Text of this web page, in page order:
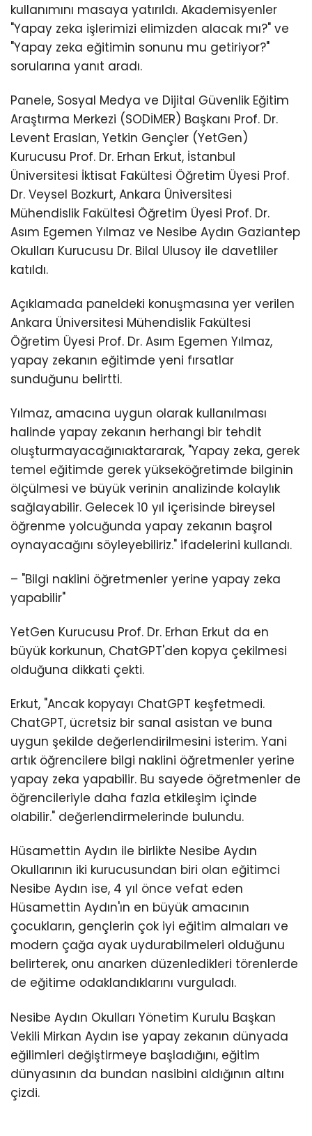
kullanımını masaya yatırıldı. Akademisyenler
"Yapay zeka işlerimizi elimizden alacak mı?" ve
"Yapay zeka eğitimin sonunu mu getiriyor?"
sorularına yanıt aradı.
Panele, Sosyal Medya ve Dijital Güvenlik Eğitim
Araştırma Merkezi (SODİMER) Başkanı Prof. Dr.
Levent Eraslan, Yetkin Gençler (YetGen)
Kurucusu Prof. Dr. Erhan Erkut, İstanbul
Üniversitesi İktisat Fakültesi Öğretim Üyesi Prof.
Dr. Veysel Bozkurt, Ankara Üniversitesi
Mühendislik Fakültesi Öğretim Üyesi Prof. Dr.
Asım Egemen Yılmaz ve Nesibe Aydın Gaziantep
Okulları Kurucusu Dr. Bilal Ulusoy ile davetliler
katıldı.
Açıklamada paneldeki konuşmasına yer verilen
Ankara Üniversitesi Mühendislik Fakültesi
Öğretim Üyesi Prof. Dr. Asım Egemen Yılmaz,
yapay zekanın eğitimde yeni fırsatlar
sunduğunu belirtti.
Yılmaz, amacına uygun olarak kullanılması
halinde yapay zekanın herhangi bir tehdit
oluşturmayacağınıaktararak, "Yapay zeka, gerek
temel eğitimde gerek yükseköğretimde bilginin
ölçülmesi ve büyük verinin analizinde kolaylık
sağlayabilir. Gelecek 10 yıl içerisinde bireysel
öğrenme yolcuğunda yapay zekanın başrol
oynayacağını söyleyebiliriz." ifadelerini kullandı.
– "Bilgi naklini öğretmenler yerine yapay zeka
yapabilir"
YetGen Kurucusu Prof. Dr. Erhan Erkut da en
büyük korkunun, ChatGPT'den kopya çekilmesi
olduğuna dikkati çekti.
Erkut, "Ancak kopyayı ChatGPT keşfetmedi.
ChatGPT, ücretsiz bir sanal asistan ve buna
uygun şekilde değerlendirilmesini isterim. Yani
artık öğrencilere bilgi naklini öğretmenler yerine
yapay zeka yapabilir. Bu sayede öğretmenler de
öğrencileriyle daha fazla etkileşim içinde
olabilir." değerlendirmelerinde bulundu.
Hüsamettin Aydın ile birlikte Nesibe Aydın
Okullarının iki kurucusundan biri olan eğitimci
Nesibe Aydın ise, 4 yıl önce vefat eden
Hüsamettin Aydın'ın en büyük amacının
çocukların, gençlerin çok iyi eğitim almaları ve
modern çağa ayak uydurabilmeleri olduğunu
belirterek, onu anarken düzenledikleri törenlerde
de eğitime odaklandıklarını vurguladı.
Nesibe Aydın Okulları Yönetim Kurulu Başkan
Vekili Mirkan Aydın ise yapay zekanın dünyada
eğilimleri değiştirmeye başladığını, eğitim
dünyasının da bundan nasibini aldığının altını
çizdi.